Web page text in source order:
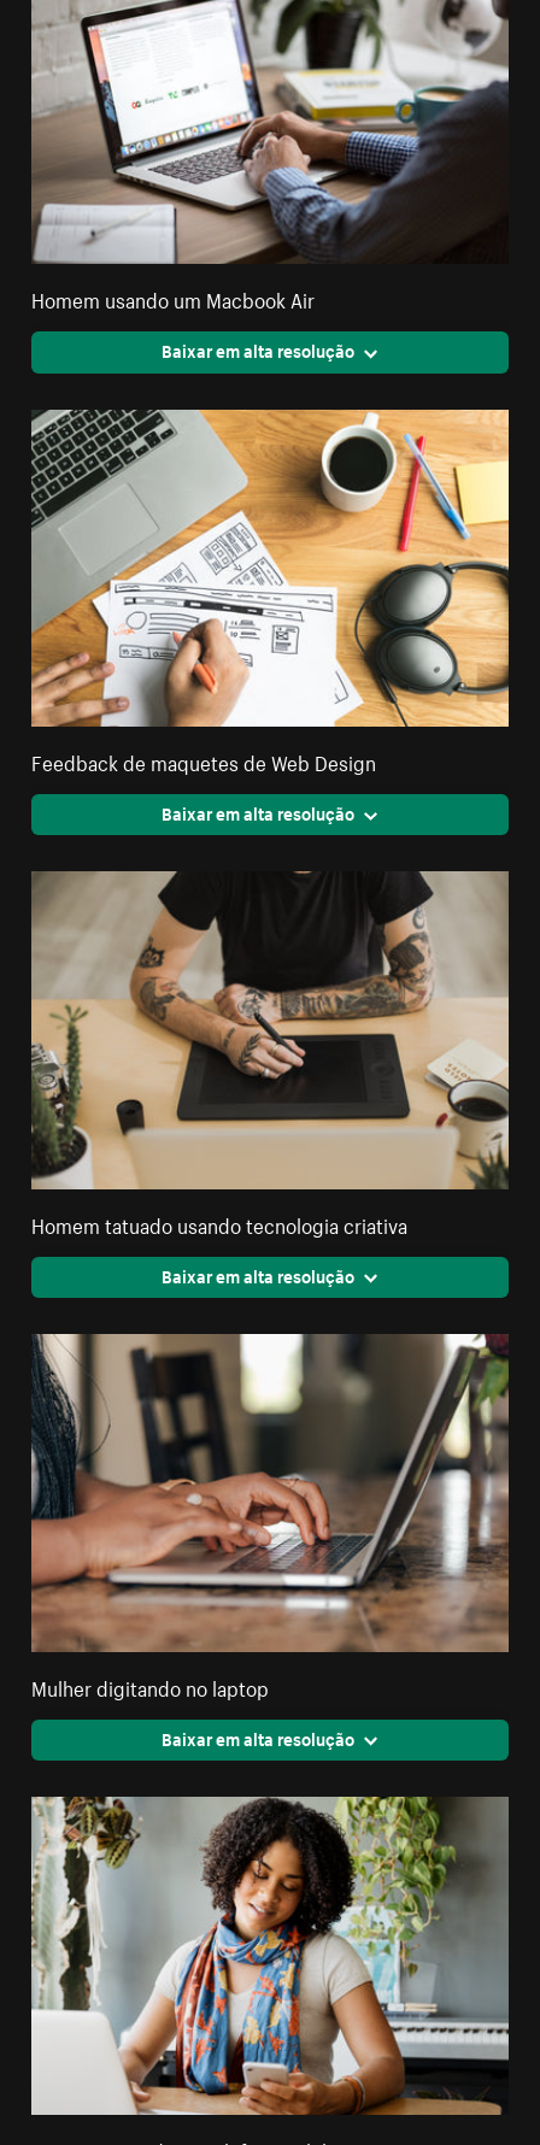
Homem usando um Macbook Air
Baixar em alta resolução
Feedback de maquetes de Web Design
Baixar em alta resolução
Homem tatuado usando tecnologia criativa
Baixar em alta resolução
Mulher digitando no laptop
Baixar em alta resolução